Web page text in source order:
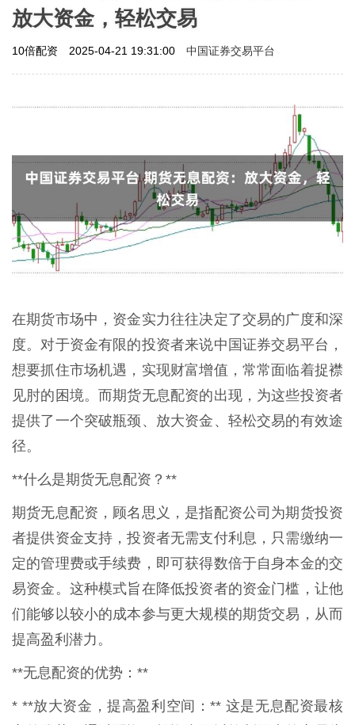
放大资金，轻松交易
10倍配资 2025-04-21 19:31:00 中国证券交易平台
在期货市场中，资金实力往往决定了交易的广度和深
度。对于资金有限的投资者来说中国证券交易平台，
想要抓住市场机遇，实现财富增值，常常面临着捉襟
见肘的困境。而期货无息配资的出现，为这些投资者
提供了一个突破瓶颈、放大资金、轻松交易的有效途
径。
**什么是期货无息配资？**
期货无息配资，顾名思义，是指配资公司为期货投资
者提供资金支持，投资者无需支付利息，只需缴纳一
定的管理费或手续费，即可获得数倍于自身本金的交
易资金。这种模式旨在降低投资者的资金门槛，让他
们能够以较小的成本参与更大规模的期货交易，从而
提高盈利潜力。
**无息配资的优势：**
* **放大资金，提高盈利空间：** 这是无息配资最核